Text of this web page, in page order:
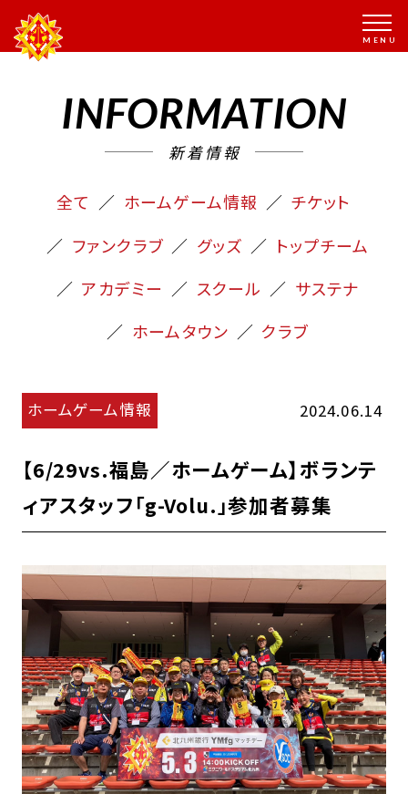
INFORMATION
新着情報
全て ホームゲーム情報
チケット
ファンクラブ
グッズ
トップチーム
アカデミー
スクール
サステナ
ホームタウン
クラブ
ホームゲーム情報 2024.06.14
【6/29vs.福島／ホームゲーム】ボランテ
ィアスタッフ「g-Volu.」参加者募集